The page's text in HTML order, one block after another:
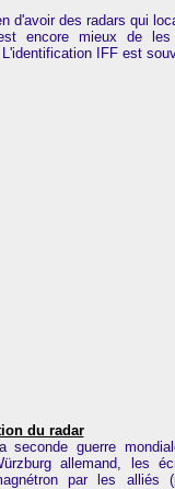
d'avoir des radars qui
encore mieux de
IFF est
du radar
seconde guerre
allemand, les
par les alliés